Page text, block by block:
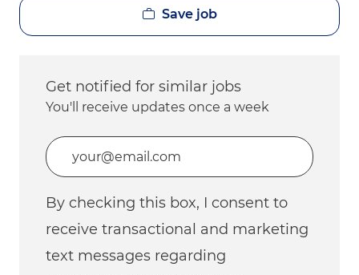
Save job
Get notified for similar jobs
You'll receive updates once a week
Enter Email address (Required)
By checking this box, I consent to
receive transactional and marketing
text messages regarding